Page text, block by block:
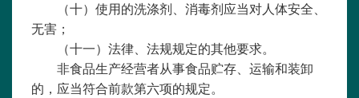
（十）使用的洗涤剂、消毒剂应当对人体安全、
无害；
（十一）法律、法规规定的其他要求。
非食品生产经营者从事食品贮存、运输和装卸
的，应当符合前款第六项的规定。